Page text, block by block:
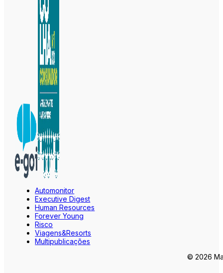
Automonitor
Executive Digest
Human Resources
Forever Young
Risco
Viagens&Resorts
Multipublicações
© 2026